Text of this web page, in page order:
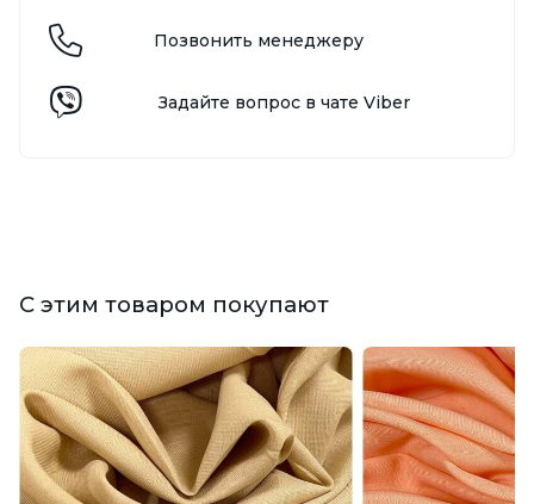
Позвонить менеджеру
Задайте вопрос в чате Viber
С этим товаром покупают